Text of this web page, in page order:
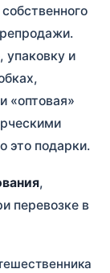
упаковку и
«оптовая»
это подарки.
,
перевозке в